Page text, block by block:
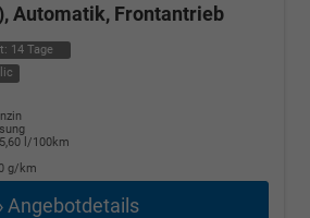
Automatik, Frontantrieb
14 Tage
5,60 l/100km
g/km
Angebotdetails